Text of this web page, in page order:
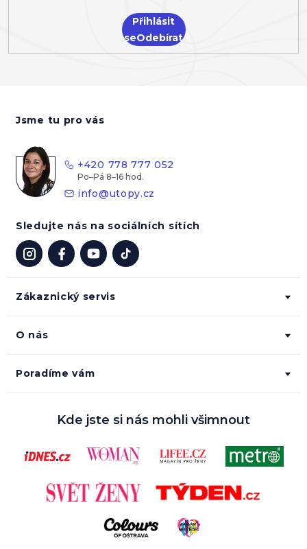
Přihlásit
se
Zákaznický servis
O nás
Poradíme vám
Jsme tu pro vás
+420 778 777 052
info@utopy.cz
Sledujte nás na sociálních sítích
Kde jste si nás mohli všimnout